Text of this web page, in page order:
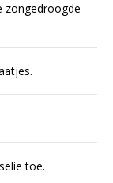
zongedroogde
toe.